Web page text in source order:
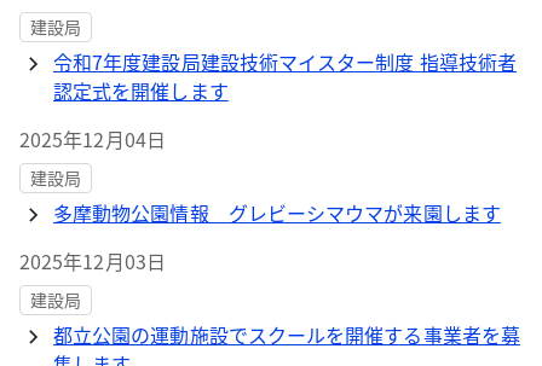
建設局
令和7年度建設局建設技術マイスター制度 指導技術者
認定式を開催します
2025年12月04日
建設局
多摩動物公園情報 グレビーシマウマが来園します
2025年12月03日
建設局
都立公園の運動施設でスクールを開催する事業者を募